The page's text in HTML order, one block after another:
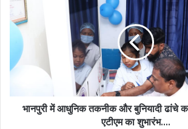
में
आधुनिक
तकनीक
बुनियादी
ढांचे
अनूठा
संगमभानपुरी में आधुनिक तकनीक और बुनियादी ढांचे
एटीएम का शुभारंभ….